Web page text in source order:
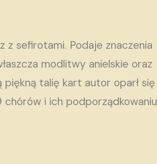
z sefirotami. Podaje znaczenia
modlitwy anielskie oraz
talię kart autor oparł się
i ich podporządkowaniu